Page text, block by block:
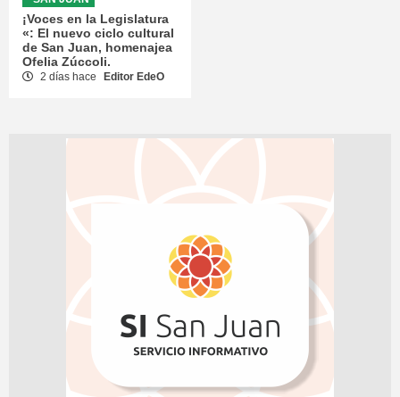
¡Voces en la Legislatura
«: El nuevo ciclo cultural
de San Juan, homenajea
Ofelia Zúccoli.
2 días hace Editor EdeO